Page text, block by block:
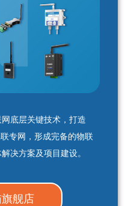
底层关键技术，打造
专网，形成完备的物联
决方案及项目建设。
舰店